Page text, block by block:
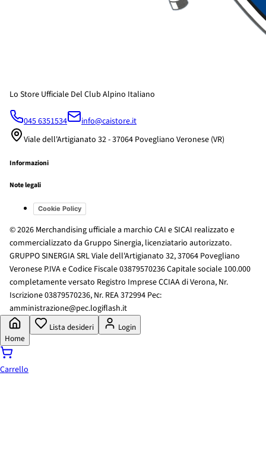
Lo Store Ufficiale Del Club Alpino Italiano
045 6351534
info@caistore.it
Viale dell'Artigianato 32 - 37064 Povegliano Veronese (VR)
Informazioni
Note legali
Cookie Policy
© 2026 Merchandising ufficiale a marchio CAI e SICAI realizzato e
commercializzato da Gruppo Sinergia, licenziatario autorizzato.
GRUPPO SINERGIA SRL Viale dell'Artigianato 32, 37064 Povegliano
Veronese P.IVA e Codice Fiscale 03879570236 Capitale sociale 100.000
completamente versato Registro Imprese CCIAA di Verona, Nr.
Iscrizione 03879570236, Nr. REA 372994 Pec:
amministrazione@pec.logiflash.it
Home
Lista desideri Login
Carrello